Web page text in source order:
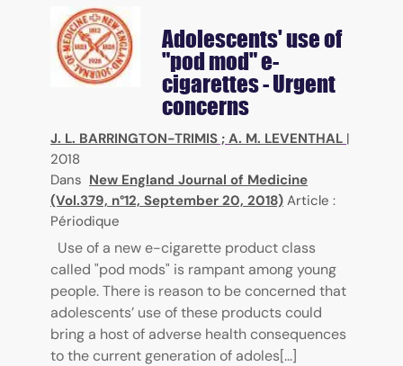
Adolescents' use of
"pod mod" e-
cigarettes - Urgent
concerns
J. L. BARRINGTON-TRIMIS ; A. M. LEVENTHAL |
2018
Dans New England Journal of Medicine
(Vol.379, n°12, September 20, 2018) Article :
Périodique
Use of a new e-cigarette product class
called "pod mods" is rampant among young
people. There is reason to be concerned that
adolescents’ use of these products could
bring a host of adverse health consequences
to the current generation of adoles[...]